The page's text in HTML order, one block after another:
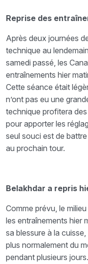
Reprise des
Après deux journées
technique au
samedi passé, les
entraînements hier
Cette séance était
n’ont pas eu une
technique profitera
pour apporter les
seul souci est de
au prochain tour.
Belakhdar a repris
Comme prévu, le
les entraînements hier
sa blessure à la cuisse,
plus normalement du
pendant plusieurs